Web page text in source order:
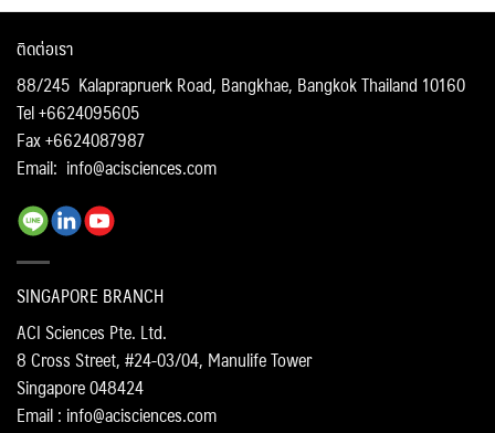
ติดต่อเรา
88/245 Kalaprapruerk Road, Bangkhae, Bangkok Thailand 10160
Tel +6624095605
Fax +6624087987
Email: info@acisciences.com
SINGAPORE BRANCH
ACI Sciences Pte. Ltd.
8 Cross Street, #24-03/04, Manulife Tower
Singapore 048424
Email : info@acisciences.com